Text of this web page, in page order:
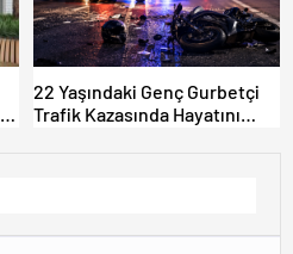
22 Yaşındaki Genç Gurbetçi
Trafik Kazasında Hayatını